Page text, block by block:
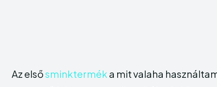
Az elsősminktermék a mit valaha